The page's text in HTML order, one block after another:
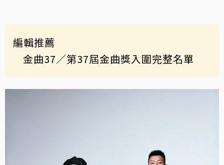
編輯推薦
金曲37／第37屆金曲獎入圍完整名單